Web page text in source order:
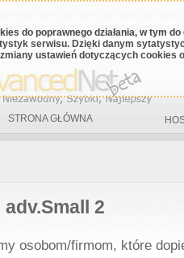
do poprawnego działania, w tym
serwisu. Dzięki danym
ustawień dotyczących cookies
STRONA GŁÓWNA
adv.Small 2
osobom/firmom, które